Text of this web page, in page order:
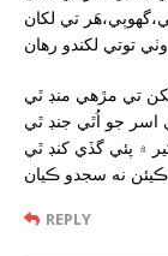
REPLY